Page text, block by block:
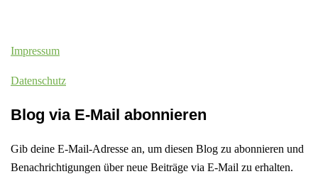
Impressum
Datenschutz
Blog via E-Mail abonnieren
Gib deine E-Mail-Adresse an, um diesen Blog zu abonnieren und
Benachrichtigungen über neue Beiträge via E-Mail zu erhalten.